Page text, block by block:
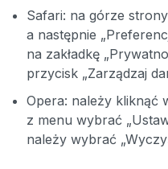
Safari: na górze
a następnie
na zakładkę
przycisk „Zarządzaj
Opera: należy kliknąć
z menu wybrać
należy wybrać